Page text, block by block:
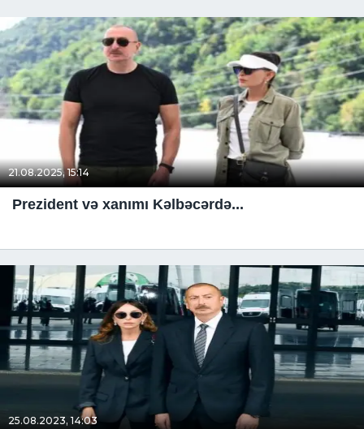
21.08.2025, 15:14
Prezident və xanımı Kəlbəcərdə...
25.08.2023, 14:03